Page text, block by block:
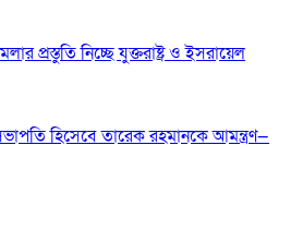
প্রস্তুতি নিচ্ছে যুক্তরাষ্ট্র ও ইসরায়েল
হিসেবে তারেক রহমানকে আমন্ত্রণ—